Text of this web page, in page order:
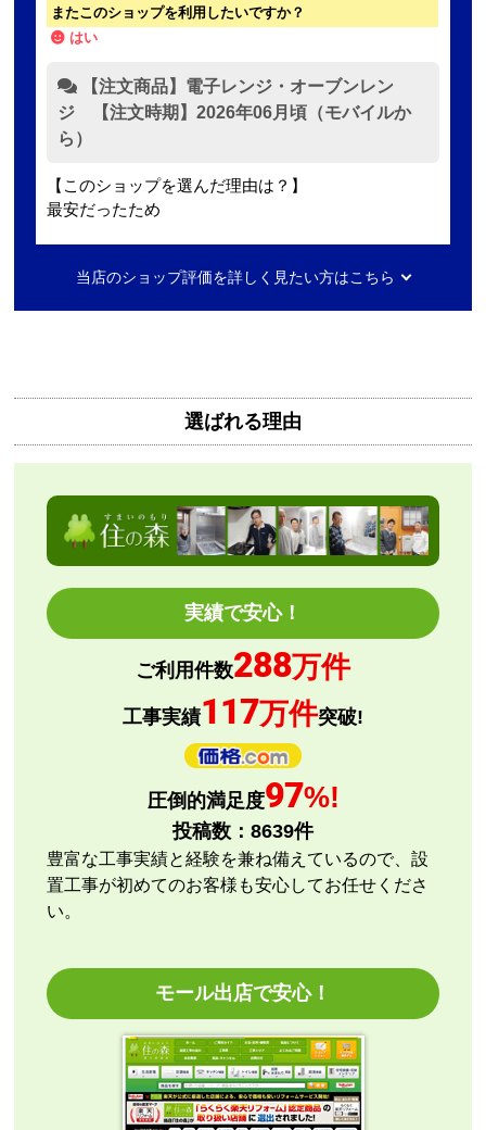
またこのショップを利用したいですか？
はい
【注文商品】電子レンジ・オーブンレン
ジ 【注文時期】2026年06月頃（モバイルか
ら）
【このショップを選んだ理由は？】
最安だったため
2日ほど
さん
はい
ショップからの連絡や対応は適切でしたか？
はい
予定の期日までに商品が届きましたか？
商品の梱包は必要十分なものでしたか？
またこのショップを利用したいですか？
【注文商品】エアコン・クーラー 【注文
時期】2026年08月頃
【このショップを選んだ理由は？】
評価と価格
【注文からどのくらいで届きましたか？】
【その他感想・コメント】
エアコン本体の購入のみ（工事無し）でしたが、連絡
も早く安心して購入できました。
こちらの都合で、最短でお届けいただくようご依頼。
施工業者への連絡の都合上、何度かメールをさせてい
当店のショップ評価を詳しく見たい方はこちら
選ばれる理由
実績で安心！
ご利用件数288万件
工事実績117万件突破!
圧倒的満足度97%!
投稿数： 8639件
豊富な工事実績と経験を兼ね備えているので、設
置工事が初めてのお客様も安心してお任せくださ
い。
モール出店で安心！